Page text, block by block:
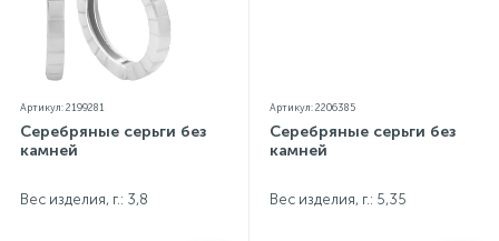
Артикул: 2199281
Серебряные серьги без
камней
Вес изделия, г.: 3,8
Артикул: 2206385
Серебряные серьги без
камней
Вес изделия, г.: 5,35